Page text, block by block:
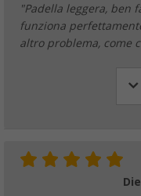
"Padella leggera, ben
funziona
altro problema, come